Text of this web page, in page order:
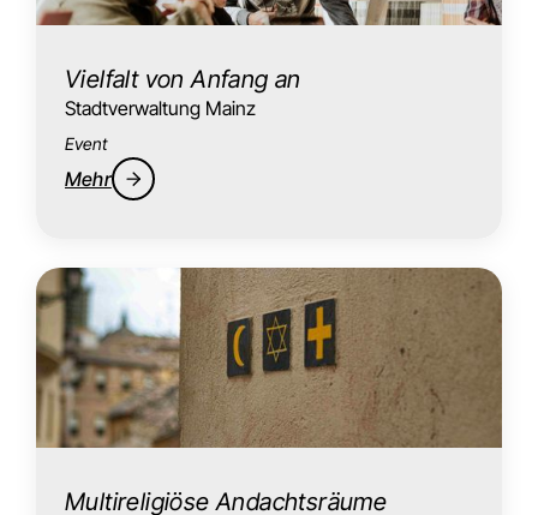
Vielfalt von Anfang an
Stadtverwaltung Mainz
Event
Mehr
Multireligiöse Andachtsräume